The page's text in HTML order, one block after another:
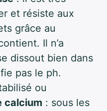
et résiste aux
grâce au
Il n’a
dissout bien dans
pas le ph.
ou
calcium : sous les